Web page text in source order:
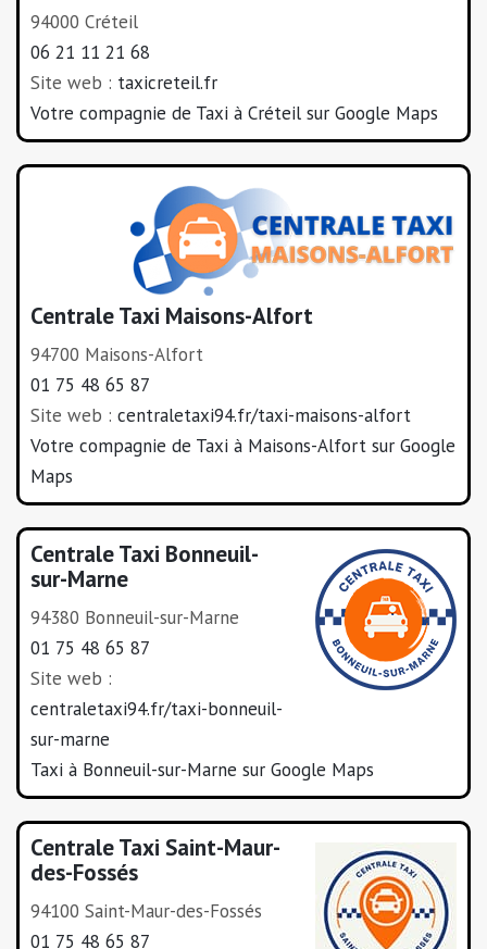
94000 Créteil
06 21 11 21 68
Site web : taxicreteil.fr
Votre compagnie de Taxi à Créteil sur Google Maps
Centrale Taxi Maisons-Alfort
94700 Maisons-Alfort
01 75 48 65 87
Site web : centraletaxi94.fr/taxi-maisons-alfort
Votre compagnie de Taxi à Maisons-Alfort sur Google
Maps
Centrale Taxi Bonneuil-
sur-Marne
94380 Bonneuil-sur-Marne
01 75 48 65 87
Site web :
centraletaxi94.fr/taxi-bonneuil-
sur-marne
Taxi à Bonneuil-sur-Marne sur Google Maps
Centrale Taxi Saint-Maur-
des-Fossés
94100 Saint-Maur-des-Fossés
01 75 48 65 87